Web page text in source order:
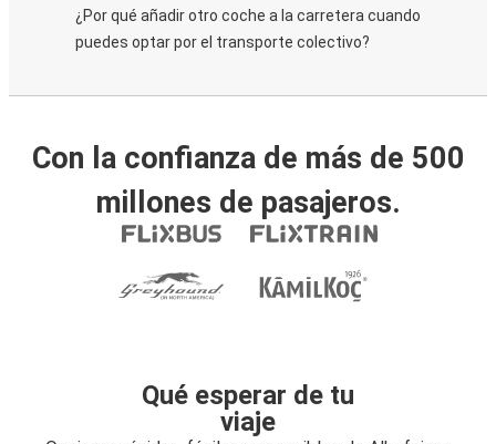
¿Por qué añadir otro coche a la carretera cuando
puedes optar por el transporte colectivo?
Con la confianza de más de 500
millones de pasajeros.
Qué esperar de tu
viaje